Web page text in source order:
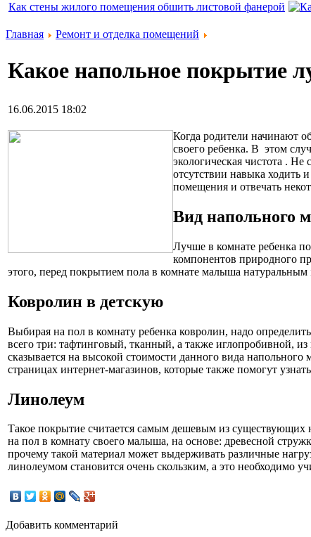
Как стены жилого помещения обшить листовой фанерой
Главная Ремонт и отделка помещений
Какое напольное покрытие
16.06.2015 18:02
Когда родители начинают
своего ребенка. В этом
экологическая чистота .
отсутствии навыка ходить
помещения и отвечать
Вид напольного
Лучше в комнате ребенка
компонентов природного
этого, перед покрытием пола в комнате малыша натуральным
Ковролин в детскую
Выбирая на пол в комнату ребенка ковролин, надо
всего три: тафтинговый, тканный, а также иглопробивной,
сказывается на высокой стоимости данного вида
страницах интернет-магазинов, которые также помогут
Линолеум
Такое покрытие считается самым дешевым из
на пол в комнату своего малыша, на основе: древесной
прочему такой материал может выдерживать различные
линолеумом становится очень скользким, а это необходимо
Добавить комментарий